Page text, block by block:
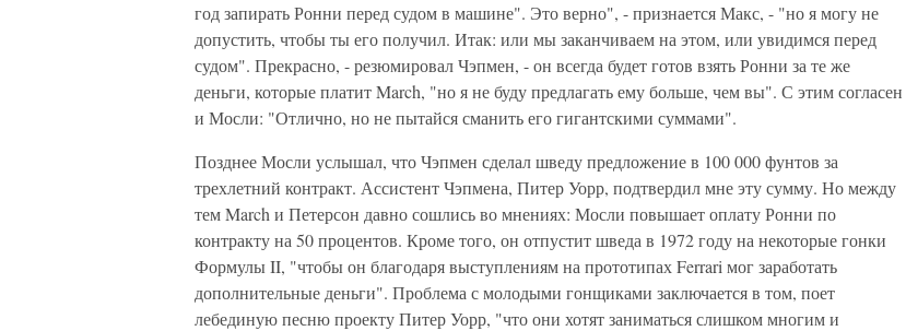
год запирать Ронни перед судом в машине". Это верно", - признается Макс, - "но я могу не
допустить, чтобы ты его получил. Итак: или мы заканчиваем на этом, или увидимся перед
судом". Прекрасно, - резюмировал Чэпмен, - он всегда будет готов взять Ронни за те же
деньги, которые платит March, "но я не буду предлагать ему больше, чем вы". С этим согласен
и Мосли: "Отлично, но не пытайся сманить его гигантскими суммами".
Позднее Мосли услышал, что Чэпмен сделал шведу предложение в 100 000 фунтов за
трехлетний контракт. Ассистент Чэпмена, Питер Уорр, подтвердил мне эту сумму. Но между
тем March и Петерсон давно сошлись во мнениях: Мосли повышает оплату Ронни по
контракту на 50 процентов. Кроме того, он отпустит шведа в 1972 году на некоторые гонки
Формулы II, "чтобы он благодаря выступлениям на прототипах Ferrari мог заработать
дополнительные деньги". Проблема с молодыми гонщиками заключается в том, поет
лебединую песню проекту Питер Уорр, "что они хотят заниматься слишком многим и